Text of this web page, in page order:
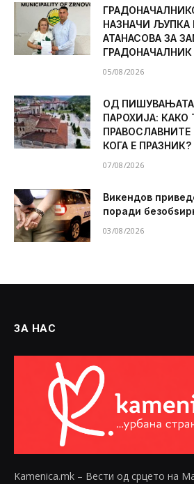
НАЗНАЧИ ЉУПКА
АТАНАСОВА ЗА
05/08/2026
ОД
ПАРОХИЈА: КАКО
КОГА Е ПРАЗНИК?
07/08/2026
Викендов
поради
03/08/2026
ЗА НАС
Kamenica.mk – Вести од срцето на